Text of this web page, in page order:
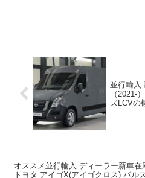
並行輸入
（2021-
ズLCVの
オススメ並行輸入 ディーラー新車在
トヨタ アイゴX(アイゴクロス) パル